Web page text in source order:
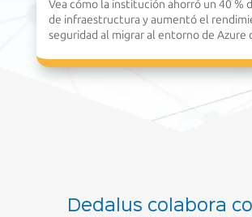
Vea cómo la institución ahorró un 40 %
de infraestructura y aumentó el
seguridad al migrar al entorno de Azure
Dedalus colabora